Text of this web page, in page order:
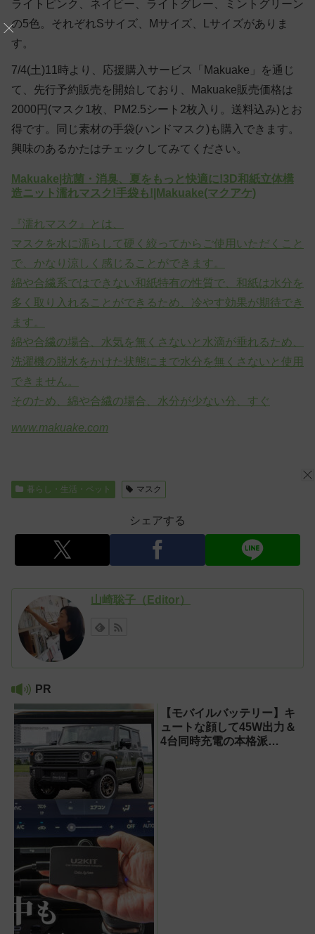
ライトピンク、ネイビー、ライトグレー、ミントグリーン
の5色。それぞれSサイズ、Mサイズ、Lサイズがありま
す。
7/4(土)11時より、応援購入サービス「Makuake」を通じ
て、先行予約販売を開始しており、Makuake販売価格は
2000円(マスク1枚、PM2.5シート2枚入り。送料込み)とお
得です。同じ素材の手袋(ハンドマスク)も購入できます。
興味のあるかたはチェックしてみてください。
Makuake|抗菌・消臭、夏をもっと快適に!3D和紙立体構
造ニット濡れマスク!手袋も!|Makuake(マクアケ)
『濡れマスク』とは、
マスクを水に濡らして硬く絞ってからご使用いただくこと
で、かなり涼しく感じることができます。
綿や合繊系ではできない和紙特有の性質で、和紙は水分を
多く取り入れることができるため、冷やす効果が期待でき
ます。
綿や合繊の場合、水気を無くさないと水滴が垂れるため、
洗濯機の脱水をかけた状態にまで水分を無くさないと使用
できません。
そのため、綿や合繊の場合、水分が少ない分、すぐ
www.makuake.com
暮らし・生活・ペット マスク
シェアする
山崎聡子（Editor）
PR
【モバイルバッテリー】キ
ュートな顔して45W出力＆
4台同時充電の本格派